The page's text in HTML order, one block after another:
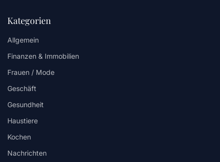
Kategorien
Allgemein
Finanzen & Immobilien
Frauen / Mode
Geschäft
Gesundheit
Haustiere
Kochen
Nachrichten